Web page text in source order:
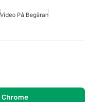
Video På Begäran